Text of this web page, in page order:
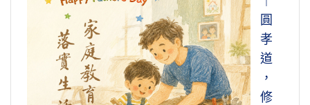
圓
孝
道
，
修